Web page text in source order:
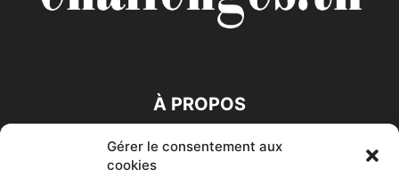
Gérer le consentement aux
cookies
À PROPOS
SUIVEZ NOUS